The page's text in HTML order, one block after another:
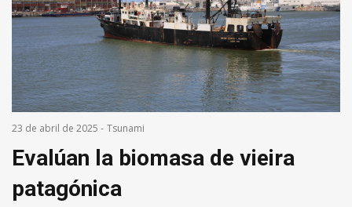
23 de abril de 2025 - Tsunami
Evalúan la biomasa de vieira
patagónica